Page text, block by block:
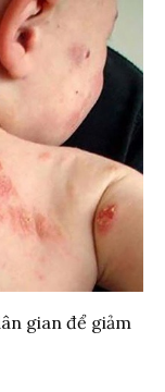
gian để giảm